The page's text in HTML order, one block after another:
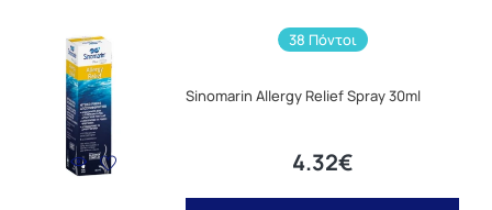
38 Πόντοι
Sinomarin Allergy Relief Spray 30ml
4.32€